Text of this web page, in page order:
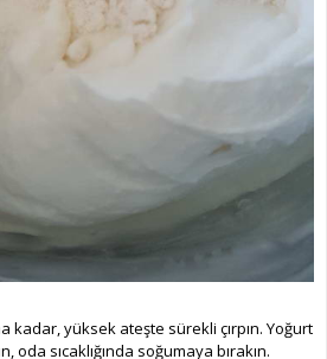
kadar, yüksek ateşte sürekli çırpın. Yoğurt
oda sıcaklığında soğumaya bırakın.